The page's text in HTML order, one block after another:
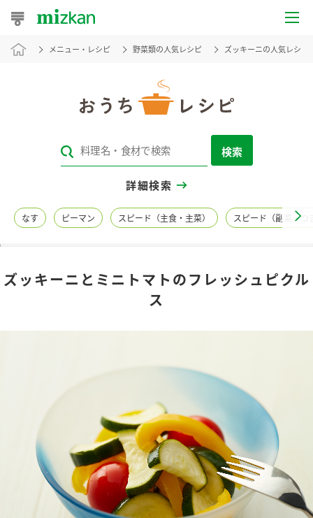
おうちレシピ
レシピカテゴリ一覧
レシピ名特集
商品情報
調味酢
お酢ドリンク ぽん酢
みりん風・料理酒 鍋用調味料
ブランド・スペシャルサイト
ブランド・スペシャルサイト トップ
商品ブランドサイト
Fibee（ファイビー）
企業情報
メニュー・レシピ 野菜類の人気レシピ ズッキーニの人気レシピ
検索
詳細検索
なす ピーマン スピード（主食・主菜） スピード（副菜・つ
ズッキーニとミニトマトのフレッシュピクル
ス